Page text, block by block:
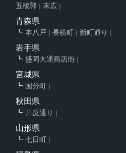
五稜郭 末広
青森県
本八戸 長横町 新町通り
岩手県
盛岡大通商店街
宮城県
国分町
秋田県
川反通り
山形県
七日町